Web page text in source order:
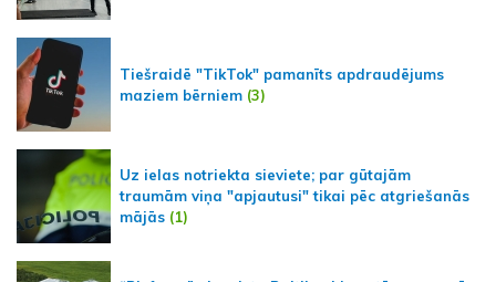
Tiešraidē "TikTok" pamanīts apdraudējums
maziem bērniem (3)
Uz ielas notriekta sieviete; par gūtajām
traumām viņa "apjautusi" tikai pēc atgriešanās
mājās (1)